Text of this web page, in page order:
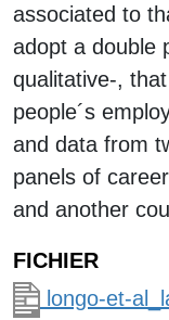
associated to
adopt a double
qualitative-,
people´s
and data from
panels of
and another
FICHIER
longo-et-